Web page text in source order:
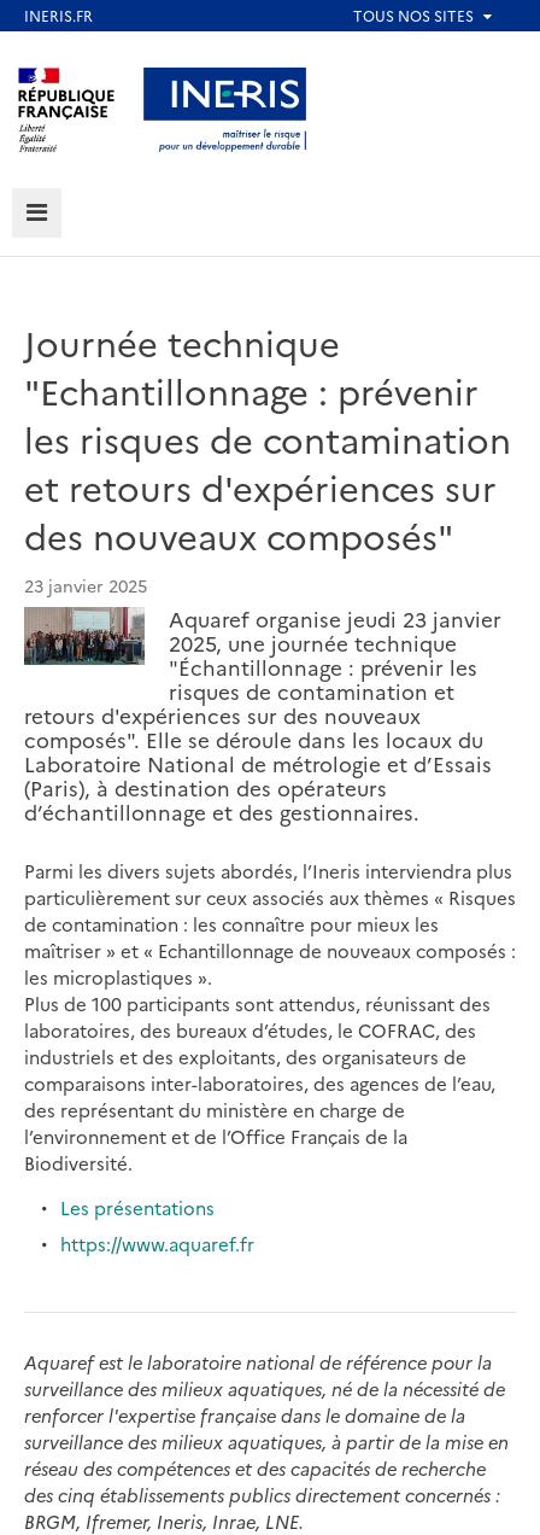
au
contenu
principal
Aller au contenu Aller au menu
Aller au pied de page
MENU
Journée technique
"Echantillonnage : prévenir
les risques de contamination
et retours d'expériences sur
des nouveaux composés"
23 janvier 2025
Aquaref organise jeudi 23 janvier
2025, une journée technique
"Échantillonnage : prévenir les
risques de contamination et
retours d'expériences sur des nouveaux
composés". Elle se déroule dans les locaux du
Laboratoire National de métrologie et d’Essais
(Paris), à destination des opérateurs
d’échantillonnage et des gestionnaires.
Parmi les divers sujets abordés, l’Ineris interviendra plus
particulièrement sur ceux associés aux thèmes « Risques
de contamination : les connaître pour mieux les
maîtriser » et « Echantillonnage de nouveaux composés :
les microplastiques ».
Plus de 100 participants sont attendus, réunissant des
laboratoires, des bureaux d’études, le COFRAC, des
industriels et des exploitants, des organisateurs de
comparaisons inter-laboratoires, des agences de l’eau,
des représentant du ministère en charge de
l’environnement et de l’Office Français de la
Biodiversité.
Les présentations
https://www.aquaref.fr
Aquaref est le laboratoire national de référence pour la
surveillance des milieux aquatiques, né de la nécessité de
renforcer l'expertise française dans le domaine de la
surveillance des milieux aquatiques, à partir de la mise en
réseau des compétences et des capacités de recherche
des cinq établissements publics directement concernés :
BRGM, Ifremer, Ineris, Inrae, LNE.